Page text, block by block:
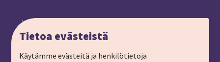
Yhteystiedot ja toimipiste
Anna palautetta
Ryhmämatkat, pyydä tarjous
Tietoa evästeistä
Käytämme evästeitä ja henkilötietoja